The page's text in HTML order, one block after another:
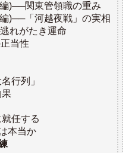
)──関東管領職の重み
)──「河越夜戦」の実相
れがたき運命
当性
行列」
果
任する
本当か